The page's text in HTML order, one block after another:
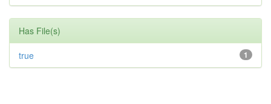
Has File(s)
1
true